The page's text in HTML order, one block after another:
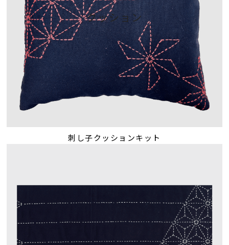
クッション
刺し子クッションキット